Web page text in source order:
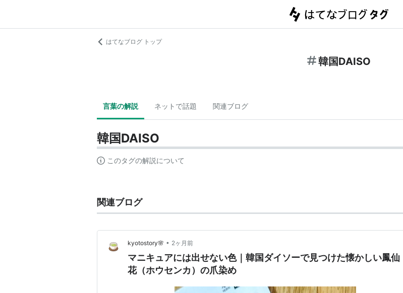
はてなブログ トップ
韓国DAISO
言葉の解説 ネットで話題 関連ブログ
韓国DAISO
このタグの解説について
関連ブログ
kyotostory🌸 • 2ヶ月前
マニキュアには出せない色｜韓国ダイソーで見つけた懐かしい鳳仙
花（ホウセンカ）の爪染め